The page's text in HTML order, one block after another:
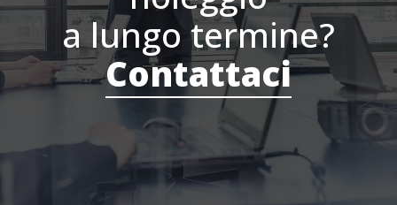
a lungo termine?
Contattaci